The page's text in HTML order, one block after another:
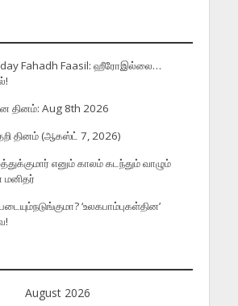
Fahadh Faasil: ஹீரோஇல்லை…
தினம்: Aug 8th 2026
தினம் (ஆகஸ்ட் 7, 2026)
எனும் காலம் கடந்தும் வாழும்
‘உலகபாம்புகள்தின’
August 2026